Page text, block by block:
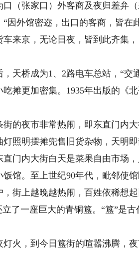
（张家口）外客商及夜归差弁
“因外馆密迩，出口的客商，皆
来京，无论日夜，皆到此齐集
桥成为1、2路电车总站，“交
摊更加密集。1935年出版的《
夜市非常热闹，即东直门内大
照明摆摊兜售旧货杂物，天明即
内大街白天是菜果自由市场，
馆。至上世纪90年代，毗邻使
街上越晚越热闹，百姓依稀想
立了一座巨大的青铜簋。“簋”是
，到今日簋街的喧嚣沸腾，夜